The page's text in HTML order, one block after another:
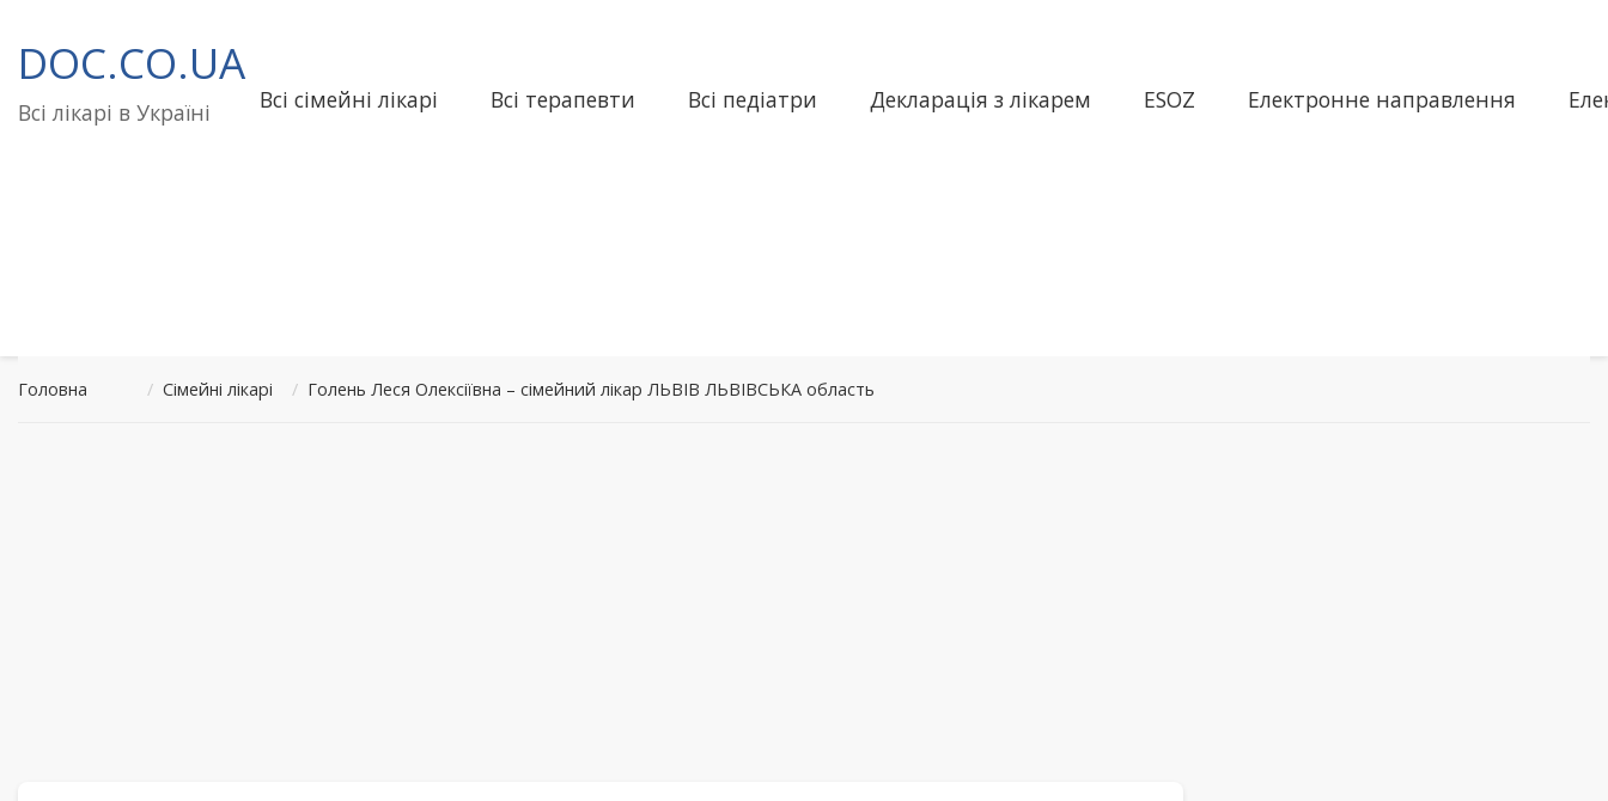
до
вмісту
DOC.CO.UA
Всі лікарі в Україні Всі сімейні лікарі Всі терапевти Всі педіатри Декларація з лікарем ESOZ Електронне направлення
Головна / Сімейні лікарі / Голень Леся Олексіївна – сімейний лікар ЛЬВІВ ЛЬВІВСЬКА область